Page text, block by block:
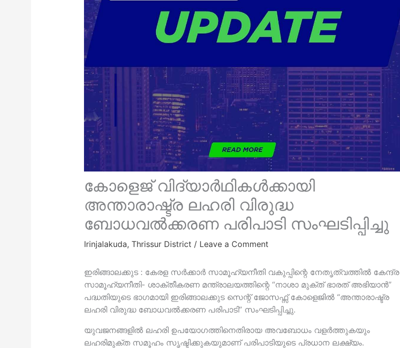
കോളെജ് വിദ്യാർഥികൾക്കായി
അന്താരാഷ്ട്ര ലഹരി വിരുദ്ധ
ബോധവൽക്കരണ പരിപാടി സംഘടിപ്പിച്ചു
Irinjalakuda,Thrissur District / Leave a Comment
ഇരിങ്ങാലക്കുട : കേരള സർക്കാർ സാമൂഹ്യനീതി വകുപ്പിന്റെ നേതൃത്വത്തിൽ കേന്ദ്ര
സാമൂഹ്യനീതി- ശാക്തീകരണ മന്ത്രാലയത്തിന്റെ “നാശാ മുക്ത് ഭാരത് അഭിയാൻ”
പദ്ധതിയുടെ ഭാഗമായി ഇരിങ്ങാലക്കുട സെന്റ് ജോസഫ്സ് കോളെജിൽ “അന്താരാഷ്ട്ര
ലഹരി വിരുദ്ധ ബോധവൽക്കരണ പരിപാടി” സംഘടിപ്പിച്ചു.
യുവജനങ്ങളിൽ ലഹരി ഉപയോഗത്തിനെതിരായ അവബോധം വളർത്തുകയും
ലഹരിമുക്ത സമൂഹം സൃഷ്ടിക്കുകയുമാണ് പരിപാടിയുടെ പ്രധാന ലക്ഷ്യം.